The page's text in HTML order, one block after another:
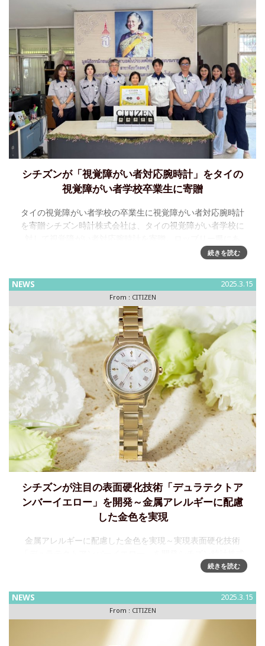
シチズンが「視覚障がい者対応腕時計」をタイの
視覚障がい者学校卒業生に寄贈
タイの視覚障がい者学校の卒業生に視覚障がい者対応腕時計
を寄贈シチズン時計株式会社は、タイの視覚障がい者学校に
る、ロッブリー複合視覚障がい者学校（正式名称：School
続きを読む
NEWS 2025.3.15
From : CITIZEN
シチズンが注目の表面硬化技術「デュラテクトア
ンバーイエロー」を開発～⾦属アレルギーに配慮
した⾦⾊を実現
⾦属アレルギーに配慮した⾦⾊を実現～実現表面硬化技術
会社は、腕時計のケースやバンドの素材表面に特殊な加⼯処
独自の表面硬化技術「デ
続きを読む
NEWS 2025.3.15
From : CITIZEN